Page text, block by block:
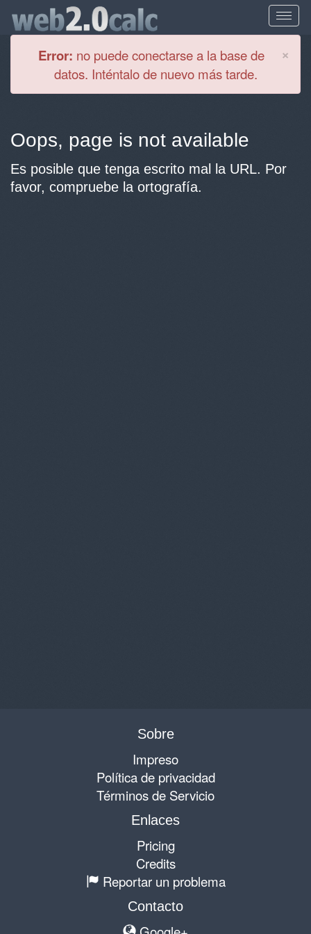
×
Error: no puede conectarse a la base de
datos. Inténtalo de nuevo más tarde.
Oops, page is not available
Es posible que tenga escrito mal la URL. Por
favor, compruebe la ortografía.
Sobre
Impreso
Política de privacidad
Términos de Servicio
Enlaces
Pricing
Credits
Reportar un problema
Contacto